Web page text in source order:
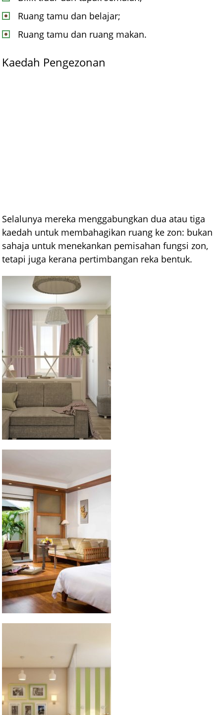
Ruang tamu dan belajar;
Ruang tamu dan ruang makan.
Kaedah Pengezonan
Selalunya mereka menggabungkan dua atau tiga
kaedah untuk membahagikan ruang ke zon: bukan
sahaja untuk menekankan pemisahan fungsi zon,
tetapi juga kerana pertimbangan reka bentuk.